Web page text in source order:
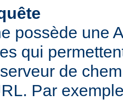
possède une
qui
de
Par